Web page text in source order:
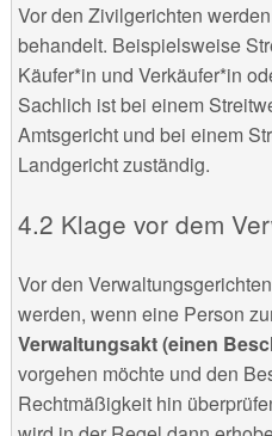
Vor den Zivilgerichten werden
behandelt. Beispielsweise
Käufer*in und Verkäufer*in
Sachlich ist bei einem
Amtsgericht und bei einem
Landgericht zuständig.
Klage vor dem
Vor den
werden, wenn eine Person
Verwaltungsakt (einen
vorgehen möchte und den
Rechtmäßigkeit hin